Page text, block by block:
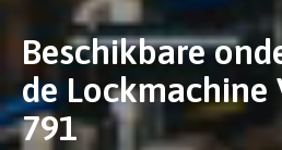
Beschikbare
de Lockmachine
791